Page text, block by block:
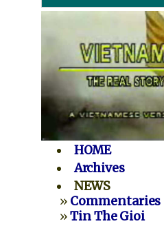
HOME
Archives
NEWS
» Commentaries
»Tin The Gioi